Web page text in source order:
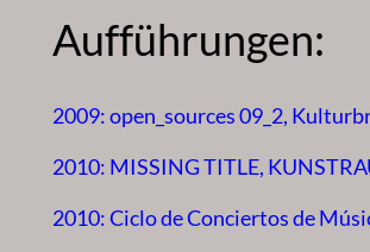
Aufführungen:
2009: open_sources 09_2,
2010: MISSING TITLE,
2010: Ciclo de Conciertos de